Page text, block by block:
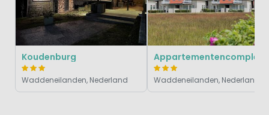
Koudenburg
Waddeneilanden, Nederland Waddeneilanden, Nederland